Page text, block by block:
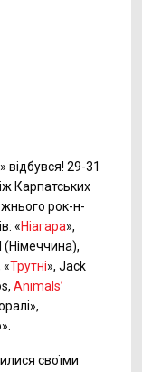
відбувся! 29-31
Карпатських
рок-н-
«Ніагара»,
«Трутні», Jack
Animals’
своїми